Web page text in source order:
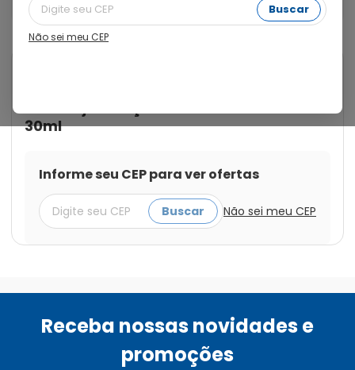
Buscar
Não sei meu CEP
sono e na promoção de um descanso de qualidade.
30ml
Informe seu CEP para ver ofertas
Buscar Não sei meu CEP
Receba nossas novidades e
promoções